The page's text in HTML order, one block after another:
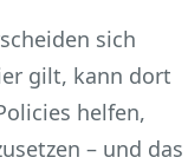
sich
gilt, kann dort
helfen,
– und das